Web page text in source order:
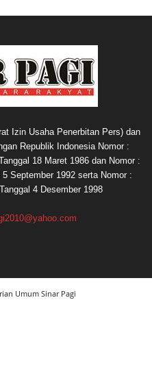
Izin Usaha Penerbitan Pers) dan
Republik Indonesia Nomor :
18 Maret 1986 dan Nomor :
September 1992 serta Nomor :
4 Desember 1998
Umum Sinar Pagi